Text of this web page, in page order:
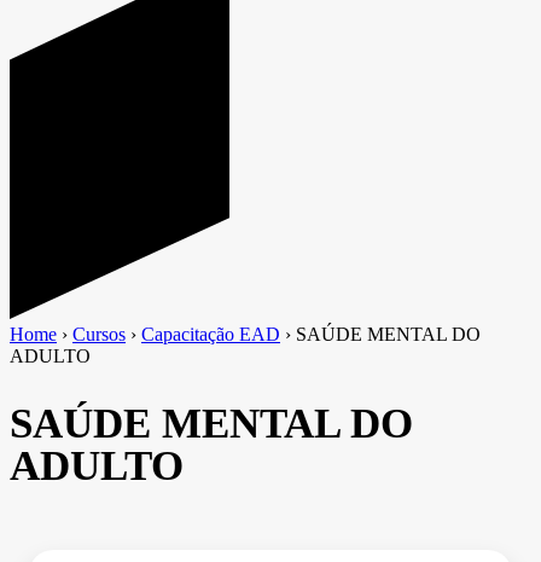
Home › Cursos › Capacitação EAD › SAÚDE MENTAL DO
ADULTO
SAÚDE MENTAL DO
ADULTO